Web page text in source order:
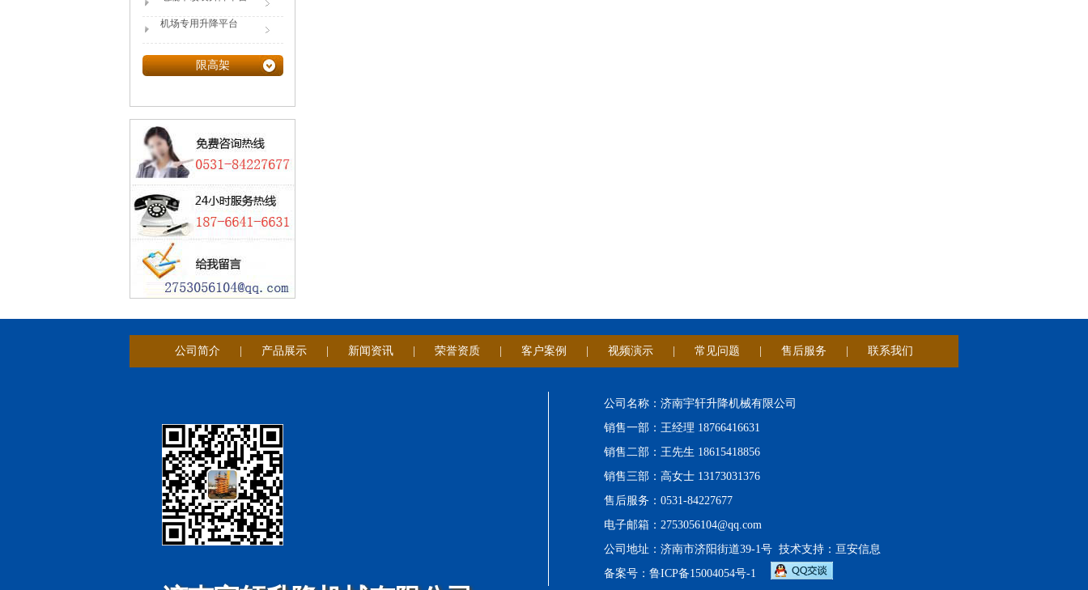
机场专用升降平台
限高架
公司简介 产品展示 新闻资讯 荣誉资质 客户案例 视频演示 常见问题 售后服务 联系我们
公司名称：济南宇轩升降机械有限公司
销售一部：王经理 18766416631
销售二部：王先生 18615418856
销售三部：高女士 13173031376
售后服务：0531-84227677
电子邮箱：2753056104@qq.com
公司地址：济南市济阳街道39-1号 技术支持： 亘安信息
备案号： 鲁ICP备15004054号-1